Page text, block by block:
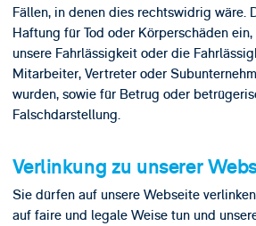
Fällen, in denen dies rechtswidrig wäre.
Haftung für Tod oder Körperschäden
unsere Fahrlässigkeit oder die
Mitarbeiter, Vertreter oder
wurden, sowie für Betrug oder
Falschdarstellung.
Verlinkung zu unserer
Sie dürfen auf unsere Webseite
auf faire und legale Weise tun und